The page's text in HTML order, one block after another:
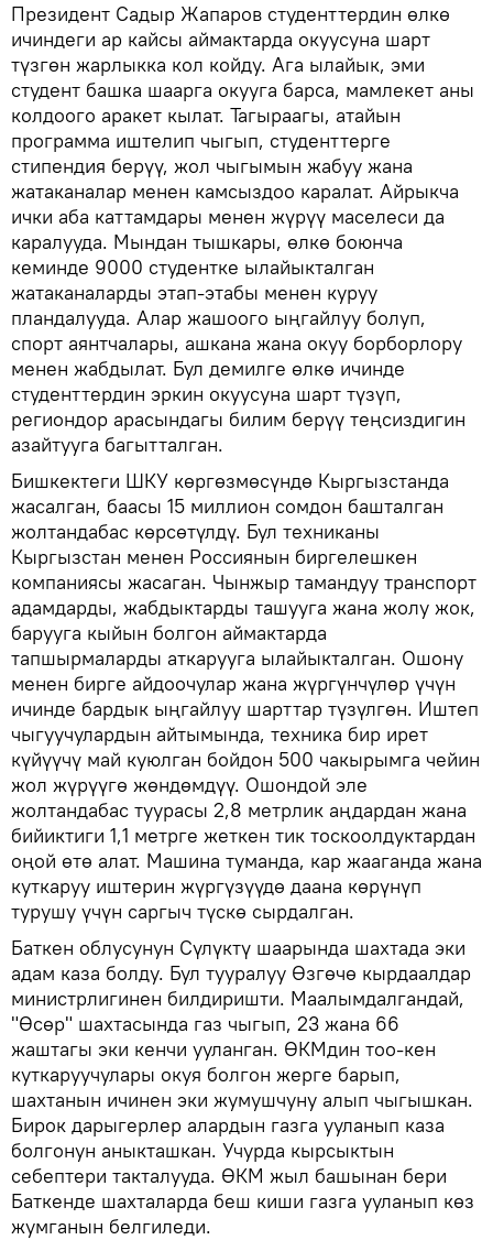
Президент Садыр Жапаров студенттердин өлкө
ичиндеги ар кайсы аймактарда окуусуна шарт
түзгөн жарлыкка кол койду. Ага ылайык, эми
студент башка шаарга окууга барса, мамлекет аны
колдоого аракет кылат. Тагыраагы, атайын
программа иштелип чыгып, студенттерге
стипендия берүү, жол чыгымын жабуу жана
жатаканалар менен камсыздоо каралат. Айрыкча
ички аба каттамдары менен жүрүү маселеси да
каралууда. Мындан тышкары, өлкө боюнча
кеминде 9000 студентке ылайыкталган
жатаканаларды этап-этабы менен куруу
пландалууда. Алар жашоого ыңгайлуу болуп,
спорт аянтчалары, ашкана жана окуу борборлору
менен жабдылат. Бул демилге өлкө ичинде
студенттердин эркин окуусуна шарт түзүп,
региондор арасындагы билим берүү теңсиздигин
азайтууга багытталган.
Бишкектеги ШКУ көргөзмөсүндө Кыргызстанда
жасалган, баасы 15 миллион сомдон башталган
жолтандабас көрсөтүлдү. Бул техниканы
Кыргызстан менен Россиянын биргелешкен
компаниясы жасаган. Чынжыр тамандуу транспорт
адамдарды, жабдыктарды ташууга жана жолу жок,
барууга кыйын болгон аймактарда
тапшырмаларды аткарууга ылайыкталган. Ошону
менен бирге айдоочулар жана жүргүнчүлөр үчүн
ичинде бардык ыңгайлуу шарттар түзүлгөн. Иштеп
чыгуучулардын айтымында, техника бир ирет
күйүүчү май куюлган бойдон 500 чакырымга чейин
жол жүрүүгө жөндөмдүү. Ошондой эле
жолтандабас туурасы 2,8 метрлик аңдардан жана
бийиктиги 1,1 метрге жеткен тик тоскоолдуктардан
оңой өтө алат. Машина туманда, кар жааганда жана
куткаруу иштерин жүргүзүүдө даана көрүнүп
турушу үчүн саргыч түскө сырдалган.
Баткен облусунун Сүлүктү шаарында шахтада эки
адам каза болду. Бул тууралуу Өзгөчө кырдаалдар
министрлигинен билдиришти. Маалымдалгандай,
"Өсөр" шахтасында газ чыгып, 23 жана 66
жаштагы эки кенчи ууланган. ӨКМдин тоо-кен
куткаруучулары окуя болгон жерге барып,
шахтанын ичинен эки жумушчуну алып чыгышкан.
Бирок дарыгерлер алардын газга ууланып каза
болгонун аныкташкан. Учурда кырсыктын
себептери такталууда. ӨКМ жыл башынан бери
Баткенде шахталарда беш киши газга ууланып көз
жумганын белгиледи.